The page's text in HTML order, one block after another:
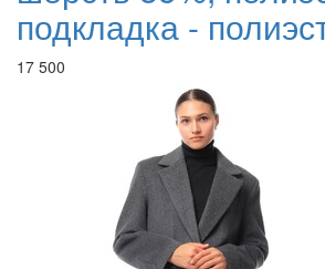
подкладка -
17 500